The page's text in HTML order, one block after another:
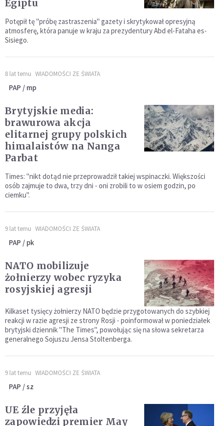
Egiptu
Potępił tę "próbę zastraszenia" gazety i skrytykował opresyjną
atmosferę, która panuje w kraju za prezydentury Abd el-Fataha es-
Sisiego.
8 lat temu WIADOMOŚCI ZE ŚWIATA
PAP / mp
Brytyjskie media:
brawurowa akcja
elitarnej grupy polskich
himalaistów na Nanga
Parbat
Times: "nikt dotąd nie przeprowadził takiej wspinaczki. Większości
osób zajmuje to dwa, trzy dni - oni zrobili to w osiem godzin, po
ciemku".
9 lat temu WIADOMOŚCI ZE ŚWIATA
PAP / pk
NATO mobilizuje
żołnierzy wobec ryzyka
rosyjskiej agresji
Kilkaset tysięcy żołnierzy NATO będzie przygotowanych do szybkiej
reakcji w razie agresji ze strony Rosji - poinformował w poniedziałek
brytyjski dziennik "The Times", powołując się na słowa sekretarza
generalnego Sojuszu Jensa Stoltenberga.
9 lat temu WIADOMOŚCI ZE ŚWIATA
PAP / sz
UE źle przyjęła
zapowiedzi premier May